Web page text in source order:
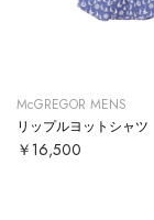
McGREGOR MENS
リップルヨットシャツ
￥16,500